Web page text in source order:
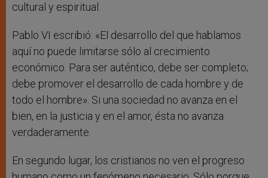
cultural y espiritual.
Pablo VI escribió: «El desarrollo del que hablamos
aquí no puede limitarse sólo al crecimiento
económico. Para ser auténtico, debe ser completo;
debe promover el desarrollo de cada hombre y de
todo el hombre». Si una sociedad no avanza en el
bien, en la justicia y en el amor, ésta no avanza
verdaderamente.
En segundo lugar, los cristianos no ven el progreso